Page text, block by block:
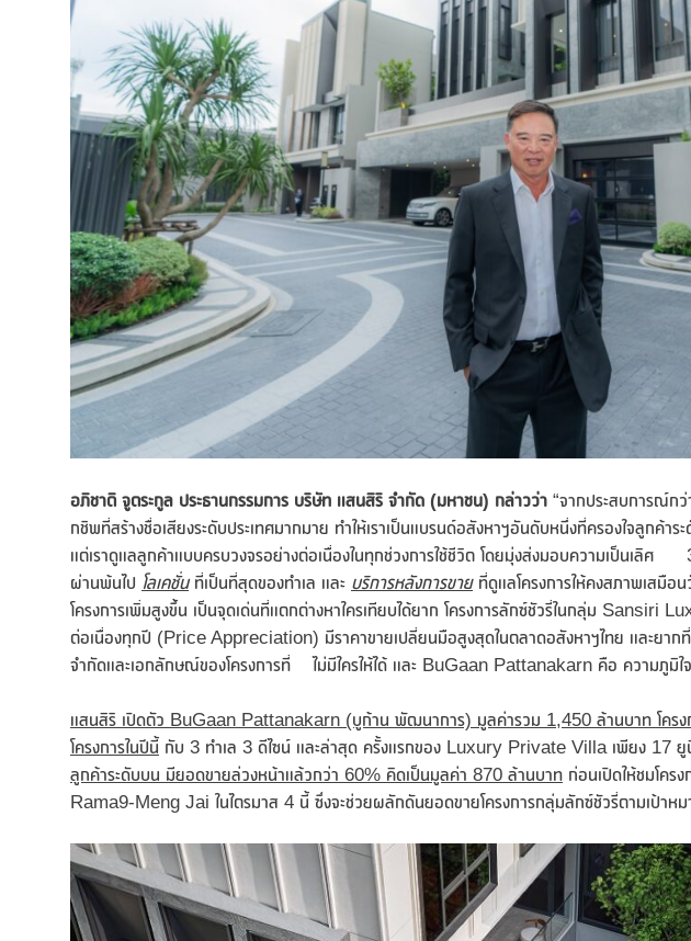
อภิชาติ จูตระกูล ประธานกรรมการ บริษัท แสนสิริ จำกัด (มหาชน) กล่าวว่า “จากประสบการณ์ก
กชิพที่สร้างชื่อเสียงระดับประเทศมากมาย ทำให้เราเป็นแบรนด์อสังหาฯอันดับหนึ่งที่ครองใจลูกค้า
แต่เราดูแลลูกค้าแบบครบวงจรอย่างต่อเนื่องในทุกช่วงการใช้ชีวิต โดยมุ่งส่งมอบความเป็นเลิศ
ผ่านพ้นไป โลเคชั่นที่เป็นที่สุดของทำเล และ บริการหลังการขายที่ดูแลโครงการให้คงสภาพเสมือ
โครงการเพิ่มสูงขึ้น เป็นจุดเด่นที่แตกต่างหาใครเทียบได้ยาก โครงการลักซ์ชัวรี่ในกลุ่ม Sansiri
ต่อเนื่องทุกปี (Price Appreciation) มีราคาขายเปลี่ยนมือสูงสุดในตลาดอสังหาฯไทย และยากที่
จำกัดและเอกลักษณ์ของโครงการที่ ไม่มีใครให้ได้ และ BuGaan Pattanakarn คือ ความภูมิใ
แสนสิริ เปิดตัว BuGaan Pattanakarn (บูก้าน พัฒนาการ) มูลค่ารวม 1,450 ล้านบาท โคร
โครงการในปีนี้ กับ 3 ทำเล 3 ดีไซน์ และล่าสุด ครั้งแรกของ Luxury Private Villa เพียง 17 ยู
ลูกค้าระดับบน มียอดขายล่วงหน้าแล้วกว่า 60% คิดเป็นมูลค่า 870 ล้านบาท ก่อนเปิดให้ชมโค
Rama9-Meng Jai ในไตรมาส 4 นี้ ซึ่งจะช่วยผลักดันยอดขายโครงการกลุ่มลักซ์ชัวรี่ตามเป้าหม